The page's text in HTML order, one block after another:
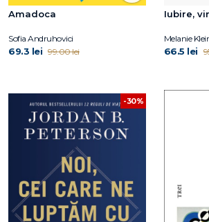
Amadoca
Sofia Andruhovici
69.3 lei 99.00 lei
Iubire,
Melanie
66.5 lei
-30%